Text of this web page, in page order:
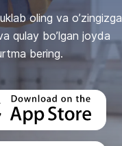
oling va o’zingizga
qulay bo’lgan joyda
bering.